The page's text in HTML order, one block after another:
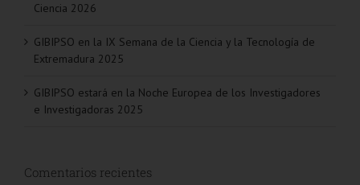
Ciencia 2026
GIBIPSO en la IX Semana de la Ciencia y la Tecnología de
Extremadura 2025
GIBIPSO estará en la Noche Europea de los Investigadores
e Investigadoras 2025
Comentarios recientes